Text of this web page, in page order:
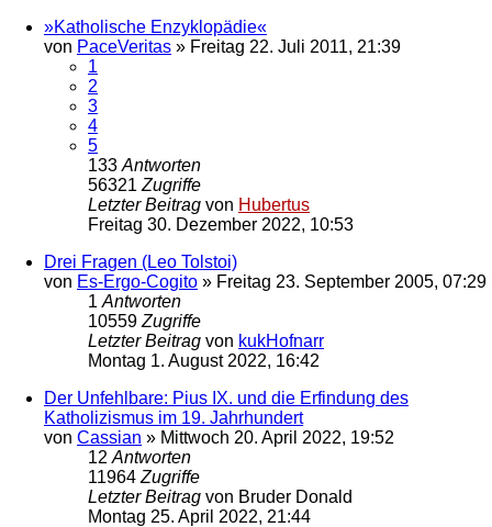
»Katholische Enzyklopädie«
von PaceVeritas » Freitag 22. Juli 2011, 21:39
1
2
3
4
5
133 Antworten
56321 Zugriffe
Letzter Beitrag von Hubertus
Freitag 30. Dezember 2022, 10:53
Drei Fragen (Leo Tolstoi)
von Es-Ergo-Cogito » Freitag 23. September 2005, 07:29
1 Antworten
10559 Zugriffe
Letzter Beitrag von kukHofnarr
Montag 1. August 2022, 16:42
Der Unfehlbare: Pius IX. und die Erfindung des
Katholizismus im 19. Jahrhundert
von Cassian » Mittwoch 20. April 2022, 19:52
12 Antworten
11964 Zugriffe
Letzter Beitrag von Bruder Donald
Montag 25. April 2022, 21:44